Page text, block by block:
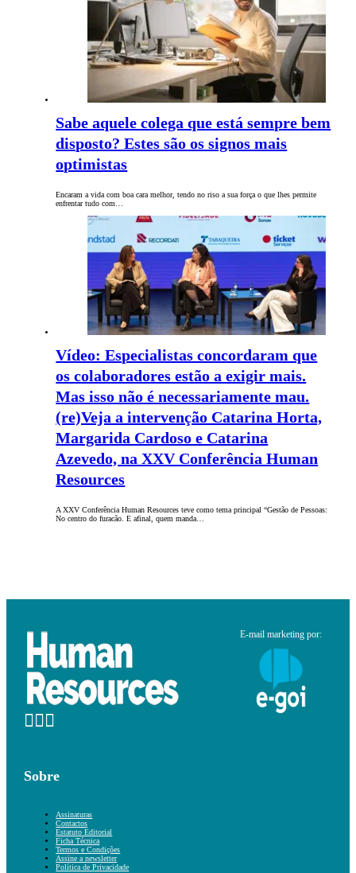
Sabe aquele colega que está sempre bem
disposto? Estes são os signos mais
optimistas
Encaram a vida com boa cara melhor, tendo no riso a sua força o que lhes permite
enfrentar tudo com…
Vídeo: Especialistas concordaram que
os colaboradores estão a exigir mais.
Mas isso não é necessariamente mau.
(re)Veja a intervenção Catarina Horta,
Margarida Cardoso e Catarina
Azevedo, na XXV Conferência Human
Resources
A XXV Conferência Human Resources teve como tema principal “Gestão de Pessoas:
No centro do furacão. E afinal, quem manda…
E-mail marketing por:
Sobre
Assinaturas
Contactos
Estatuto Editorial
Ficha Técnica
Termos e Condições
Assine a newsletter
Política de Privacidade